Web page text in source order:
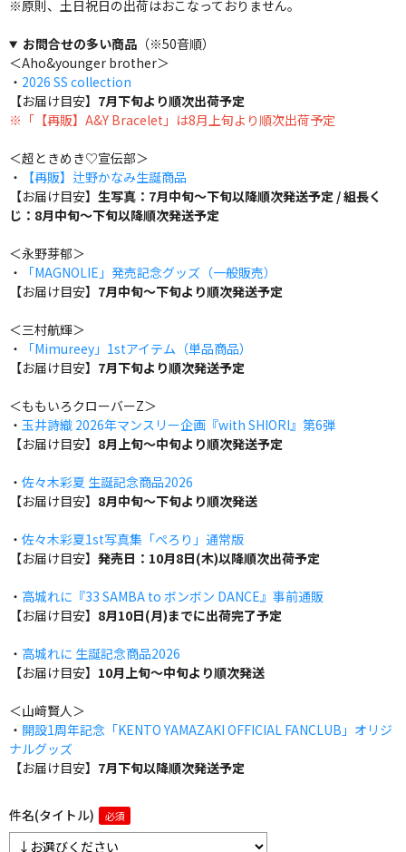
※原則、土日祝日の出荷はおこなっておりません。
お問合せの多い商品（※50音順）
＜Aho&younger brother＞
・ 2026 SS collection
【お届け目安】 7月下旬より順次出荷予定
※「【再販】A&Y Bracelet」は8月上旬より順次出荷予定
＜超ときめき♡宣伝部＞
・
【再販】辻野かなみ生誕商品
【お届け目安】 生写真：7月中旬～下旬以降順次発送予定 / 組長く
じ：8月中旬～下旬以降順次発送予定
＜永野芽郁＞
・
「MAGNOLIE」発売記念グッズ（一般販売）
【お届け目安】 7月中旬～下旬より順次発送予定
＜三村航輝＞
・
「Mimureey」1stアイテム（単品商品）
【お届け目安】 7月下旬より順次発送予定
＜ももいろクローバーZ＞
・ 玉井詩織 2026年マンスリー企画『with SHIORI』第6弾
【お届け目安】 8月上旬～中旬より順次発送予定
・ 佐々木彩夏 生誕記念商品2026
【お届け目安】 8月中旬～下旬より順次発送
・ 佐々木彩夏1st写真集「ぺろり」通常版
【お届け目安】 発売日：10月8日(木)以降順次出荷予定
・ 高城れに『33 SAMBA to ボンボン DANCE』事前通販
【お届け目安】 8月10日(月)までに出荷完了予定
・ 高城れに 生誕記念商品2026
【お届け目安】 10月上旬～中旬より順次発送
＜山﨑賢人＞
・ 開設1周年記念「KENTO YAMAZAKI OFFICIAL FANCLUB」オリジ
ナルグッズ
【お届け目安】 7月下旬以降順次発送予定
件名(タイトル)